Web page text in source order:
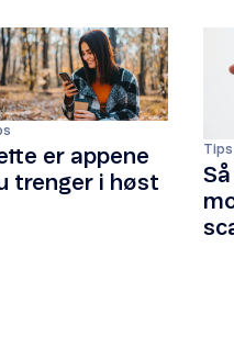
er appene
trenger i høst
Tips